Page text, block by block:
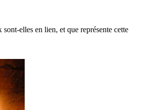
elles en lien, et que représente cette